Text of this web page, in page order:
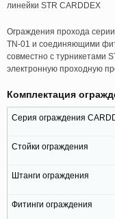
линейки STR CARDDEX
Ограждения прохода
TN-01 и соединяющими
совместно с турникетами
электронную проходную
Комплектация